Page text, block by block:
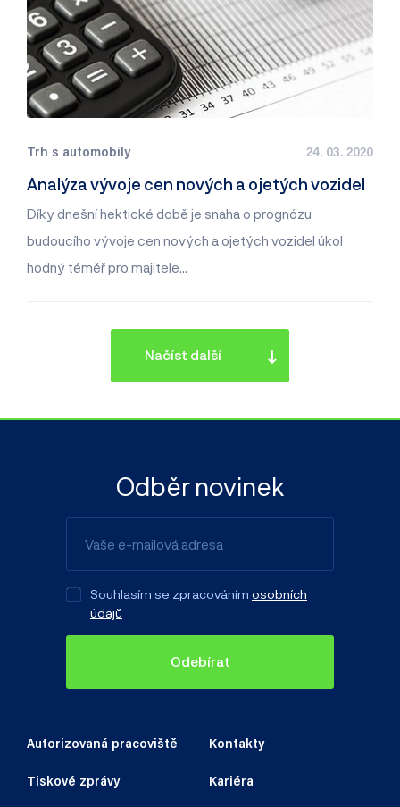
Trh s automobily 24. 03. 2020
Analýza vývoje cen nových a ojetých vozidel
Díky dnešní hektické době je snaha o prognózu
budoucího vývoje cen nových a ojetých vozidel úkol
hodný téměř pro majitele…
Načíst další
Autorizovaná pracoviště Kontakty
Tiskové zprávy Kariéra
Odběr novinek
Souhlasím se zpracováním osobních
údajů
Odebírat